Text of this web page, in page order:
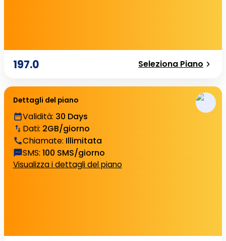
197.0 Seleziona Piano
Dettagli del piano
Validità: 30 Days
Dati: 2GB/giorno
Chiamate: Illimitata
SMS: 100 SMS/giorno
Visualizza i dettagli del piano